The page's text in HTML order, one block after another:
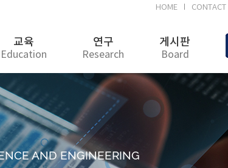
HOME CONTACT
교육
Education
연구
Research
게시판
Board
AND ENGINEERING